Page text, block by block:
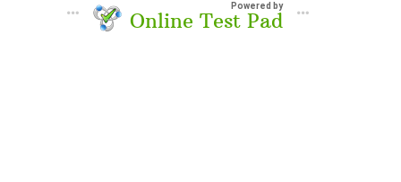
Powered by
Online Test Pad